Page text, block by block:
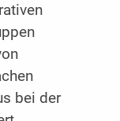
bei der